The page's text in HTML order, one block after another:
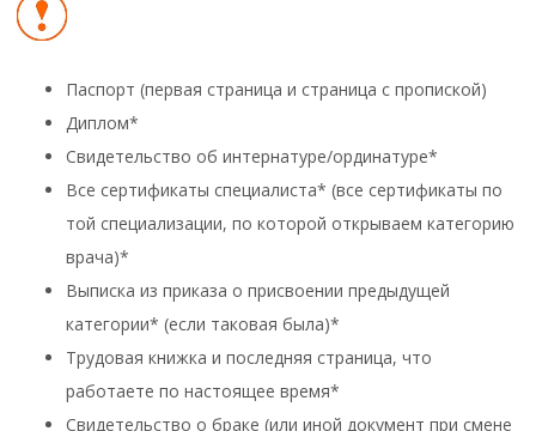
Паспорт (первая страница и страница с пропиской)
Диплом*
Свидетельство об интернатуре/ординатуре*
Все сертификаты специалиста* (все сертификаты по
той специализации, по которой открываем категорию
врача)*
Выписка из приказа о присвоении предыдущей
категории* (если таковая была)*
Трудовая книжка и последняя страница, что
работаете по настоящее время*
Свидетельство о браке (или иной документ при смене